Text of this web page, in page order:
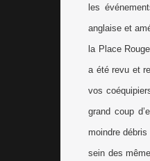
les
anglaise et
la Place
a été revu et
vos
grand coup
moindre
sein des